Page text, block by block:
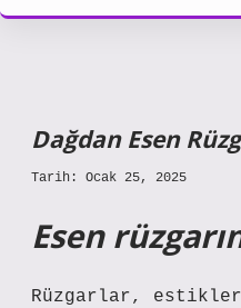
Dağdan Esen
Tarih: Ocak 25, 2025
Esen
Rüzgarlar,